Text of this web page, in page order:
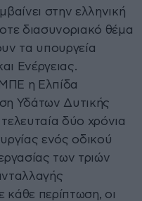
στην ελληνική
διασυνοριακό θέμα
τα υπουργεία
Ενέργειας.
η Ελπίδα
Υδάτων Δυτικής
δύο χρόνια
ενός οδικού
των τριών
περίπτωση, οι